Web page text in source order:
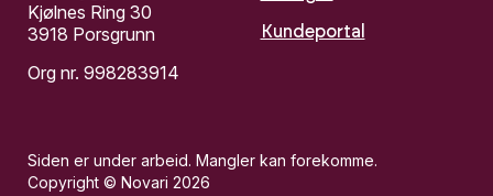
Kjølnes Ring 30
3918 Porsgrunn
Org nr. 998283914
Kundeportal
Siden er under arbeid. Mangler kan forekomme.
Copyright © Novari 2026